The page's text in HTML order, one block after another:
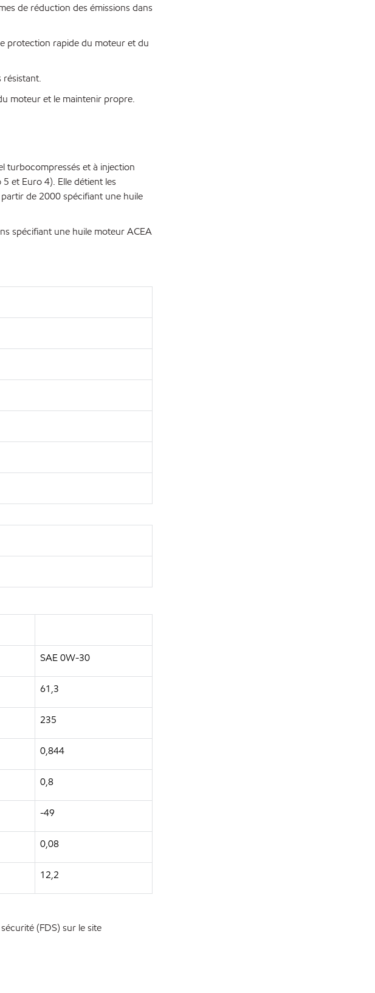
de réduction des émissions dans
protection rapide du moteur et du
résistant.
moteur et le maintenir propre.
turbocompressés et à injection
et Euro 4). Elle détient les
de 2000 spécifiant une huile
spécifiant une huile moteur ACEA
SAE 0W-30
61,3
235
0,844
0,8
-49
0,08
12,2
(FDS) sur le site